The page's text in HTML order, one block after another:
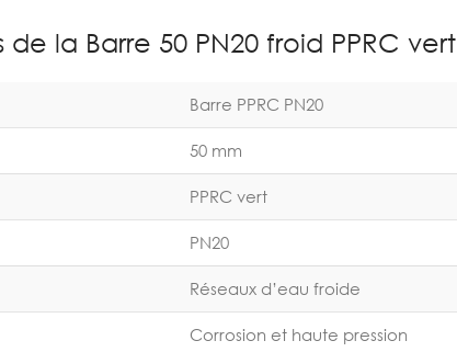
la Barre 50 PN20 froid PPRC vert
Barre PPRC PN20
50 mm
PPRC vert
PN20
Réseaux d’eau froide
Corrosion et haute pression